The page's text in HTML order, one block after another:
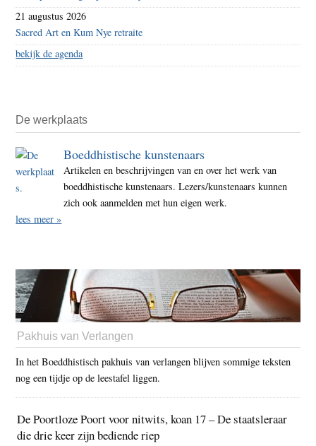
21 augustus 2026
Sacred Art en Kum Nye retraite
bekijk de agenda
De werkplaats
Boeddhistische kunstenaars
Artikelen en beschrijvingen van en over het werk van
boeddhistische kunstenaars. Lezers/kunstenaars kunnen
zich ook aanmelden met hun eigen werk.
lees meer »
Pakhuis van Verlangen
In het Boeddhistisch pakhuis van verlangen blijven sommige teksten
nog een tijdje op de leestafel liggen.
De Poortloze Poort voor nitwits, koan 17 – De staatsleraar
die drie keer zijn bediende riep